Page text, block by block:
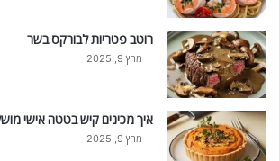
רוטב פטריות לבורקס בשר
מרץ 9, 2025
איך מכינים קיש בטטה אישי
מרץ 9, 2025